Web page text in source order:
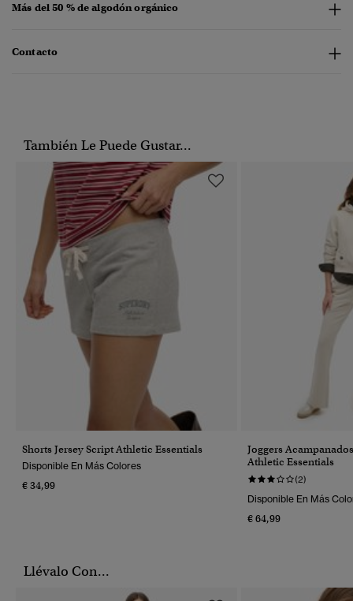
Más del 50 % de algodón orgánico
Contacto
También Le Puede Gustar...
Shorts Jersey Script Athletic Essentials
Disponible En Más Colores
€ 34,99
Joggers
Athletic Essentials
(2)
Disponible En Más
€ 64,99
Llévalo Con...